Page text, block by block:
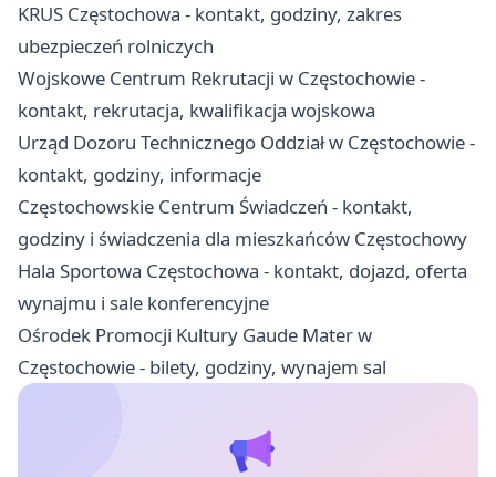
KRUS Częstochowa - kontakt, godziny, zakres
ubezpieczeń rolniczych
Wojskowe Centrum Rekrutacji w Częstochowie -
kontakt, rekrutacja, kwalifikacja wojskowa
Urząd Dozoru Technicznego Oddział w Częstochowie -
kontakt, godziny, informacje
Częstochowskie Centrum Świadczeń - kontakt,
godziny i świadczenia dla mieszkańców Częstochowy
Hala Sportowa Częstochowa - kontakt, dojazd, oferta
wynajmu i sale konferencyjne
Ośrodek Promocji Kultury Gaude Mater w
Częstochowie - bilety, godziny, wynajem sal